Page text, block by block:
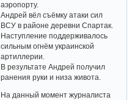
аэропорту.
Андрей вёл съёмку атаки сил
ВСУ в районе деревни Спартак.
Наступление поддерживалось
сильным огнём украинской
артиллерии.
В результате Андрей получил
ранения руки и низа живота.
На данный момент журналиста